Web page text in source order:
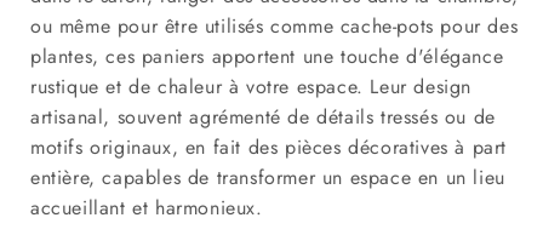
ou même pour être utilisés comme cache-pots pour des
plantes, ces paniers apportent une touche d'élégance
rustique et de chaleur à votre espace. Leur design
artisanal, souvent agrémenté de détails tressés ou de
motifs originaux, en fait des pièces décoratives à part
entière, capables de transformer un espace en un lieu
accueillant et harmonieux.